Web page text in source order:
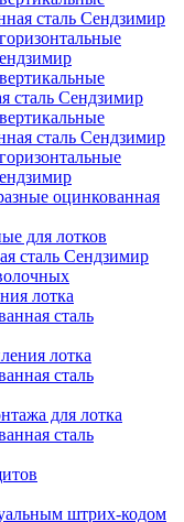
сталь Сендзимир
сталь Сендзимир
сталь Сендзимир
оцинкованная
для лотков
сталь Сендзимир
лотка
сталь
лотка
сталь
для лотка
сталь
штрих-кодом